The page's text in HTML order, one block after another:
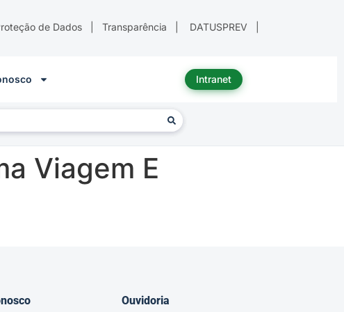
de Dados Transparência DATUSPREV
Intranet
Viagem E
Ouvidoria